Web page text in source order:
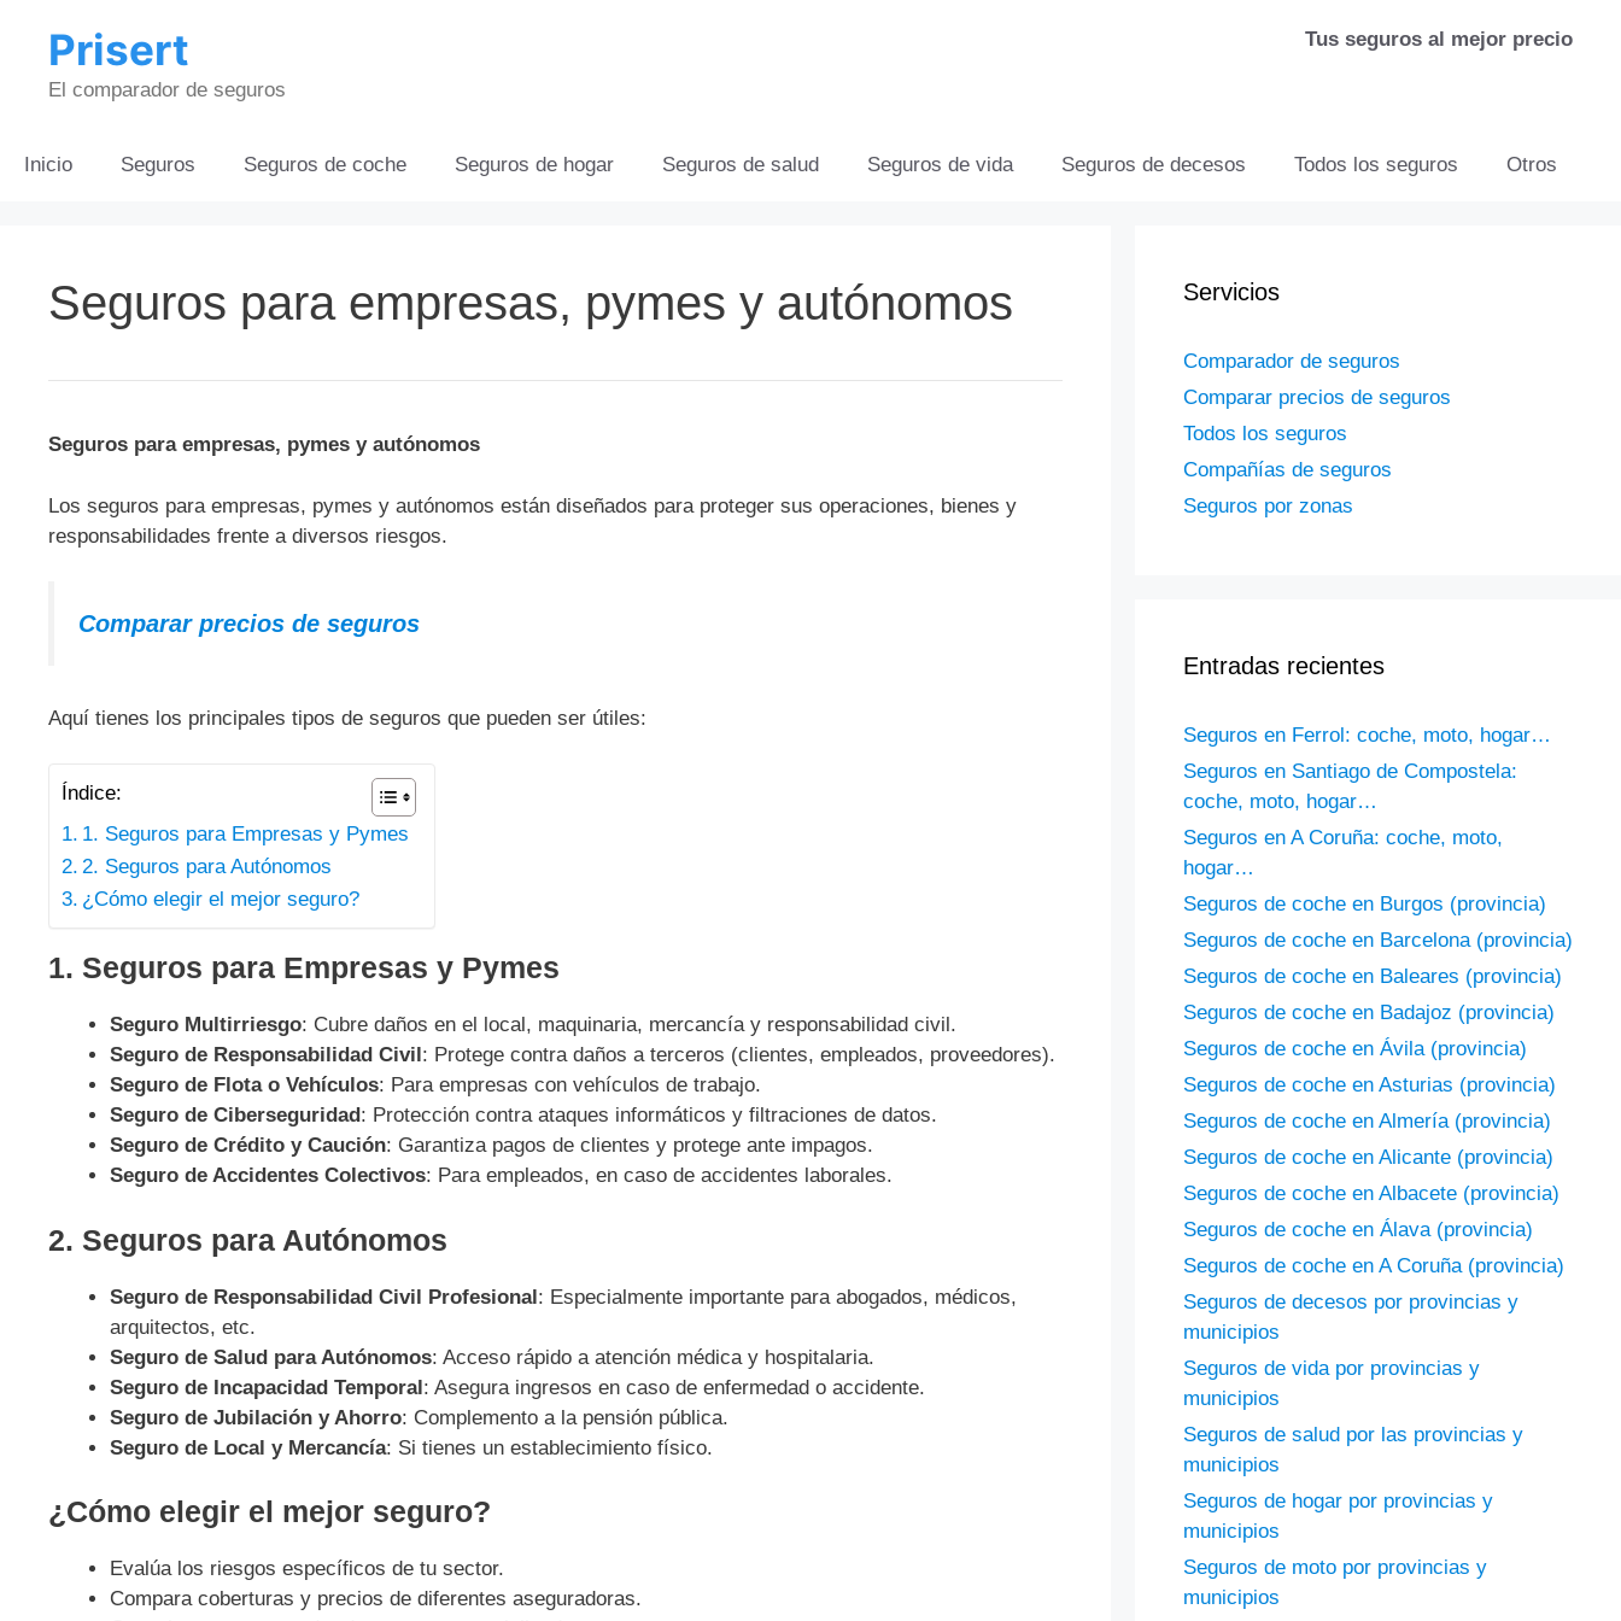
Tus seguros al mejor precio
Prisert
El comparador de seguros
Inicio Seguros Seguros de coche Seguros de hogar Seguros de salud Seguros de vida Seguros de decesos Todos los seguros Otros
Seguros para empresas, pymes y autónomos
Seguros para empresas, pymes y autónomos
Los seguros para empresas, pymes y autónomos están diseñados para proteger sus operaciones, bienes y
responsabilidades frente a diversos riesgos.
Comparar precios de seguros
Aquí tienes los principales tipos de seguros que pueden ser útiles:
Índice:
1. Seguros para Empresas y Pymes
2. Seguros para Autónomos
¿Cómo elegir el mejor seguro?
1. Seguros para Empresas y Pymes
Seguro Multirriesgo: Cubre daños en el local, maquinaria, mercancía y responsabilidad civil.
Seguro de Responsabilidad Civil: Protege contra daños a terceros (clientes, empleados, proveedores).
Seguro de Flota o Vehículos: Para empresas con vehículos de trabajo.
Seguro de Ciberseguridad: Protección contra ataques informáticos y filtraciones de datos.
Seguro de Crédito y Caución: Garantiza pagos de clientes y protege ante impagos.
Seguro de Accidentes Colectivos: Para empleados, en caso de accidentes laborales.
2. Seguros para Autónomos
Seguro de Responsabilidad Civil Profesional: Especialmente importante para abogados, médicos,
arquitectos, etc.
Seguro de Salud para Autónomos: Acceso rápido a atención médica y hospitalaria.
Seguro de Incapacidad Temporal: Asegura ingresos en caso de enfermedad o accidente.
Seguro de Jubilación y Ahorro: Complemento a la pensión pública.
Seguro de Local y Mercancía: Si tienes un establecimiento físico.
¿Cómo elegir el mejor seguro?
Evalúa los riesgos específicos de tu sector.
Compara coberturas y precios de diferentes aseguradoras.
Servicios
Comparador de seguros
Comparar precios de seguros
Todos los seguros
Compañías de seguros
Seguros por zonas
Entradas recientes
Seguros en Ferrol: coche, moto, hogar…
Seguros en Santiago de Compostela:
coche, moto, hogar…
Seguros en A Coruña: coche, moto,
hogar…
Seguros de coche en Burgos (provincia)
Seguros de coche en Barcelona (provincia)
Seguros de coche en Baleares (provincia)
Seguros de coche en Badajoz (provincia)
Seguros de coche en Ávila (provincia)
Seguros de coche en Asturias (provincia)
Seguros de coche en Almería (provincia)
Seguros de coche en Alicante (provincia)
Seguros de coche en Albacete (provincia)
Seguros de coche en Álava (provincia)
Seguros de coche en A Coruña (provincia)
Seguros de decesos por provincias y
municipios
Seguros de vida por provincias y
municipios
Seguros de salud por las provincias y
municipios
Seguros de hogar por provincias y
municipios
Seguros de moto por provincias y
municipios